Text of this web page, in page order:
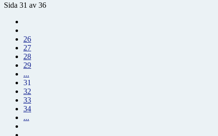
Sida 31 av 36
26
27
28
29
...
31
32
33
34
...